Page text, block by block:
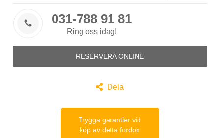
 031-788 91 81
Ring oss idag!
RESERVERA ONLINE
 Dela
Trygga garantier vid
köp av detta fordon